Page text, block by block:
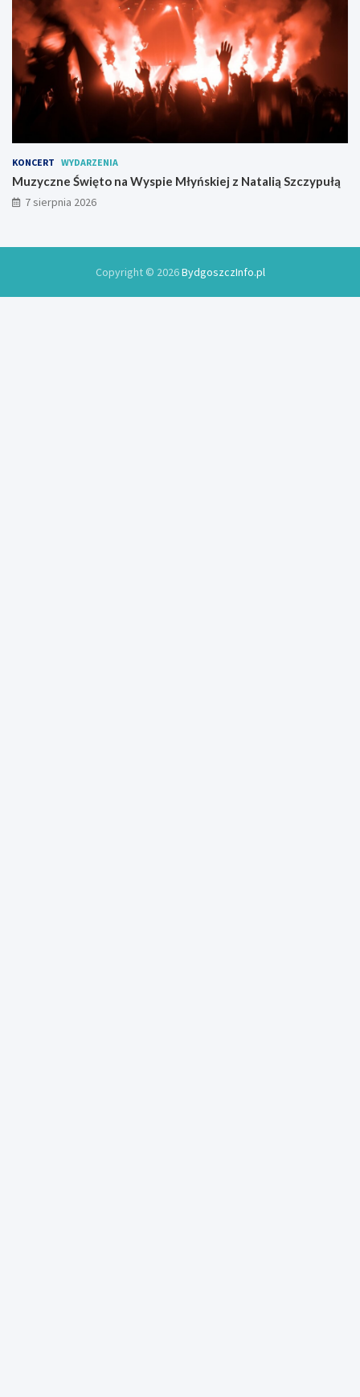
KONCERT WYDARZENIA
Muzyczne Święto na Wyspie Młyńskiej z Natalią Szczypułą
7 sierpnia 2026
Copyright © 2026BydgoszczInfo.pl